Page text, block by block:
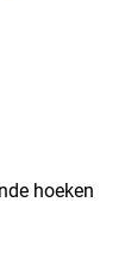
hoeken